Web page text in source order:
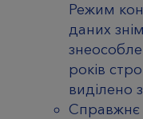
Режим
даних
років
виділено
Справжнє